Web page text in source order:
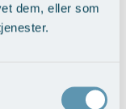
dem, eller som